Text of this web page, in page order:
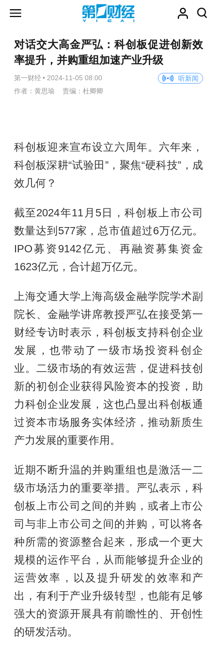
对话交大高金严弘：科创板促进创新效
率提升，并购重组加速产业升级
第一财经 • 2024-11-05 08:00
听新闻
作者：黄思瑜 责编：杜卿卿
科创板迎来宣布设立六周年。六年来，
科创板深耕“试验田”，聚焦“硬科技”，成
效几何？
截至2024年11月5日，科创板上市公司
数量达到577家，总市值超过6万亿元。
IPO募资9142亿元、再融资募集资金
1623亿元，合计超万亿元。
上海交通大学上海高级金融学院学术副
院长、金融学讲席教授严弘在接受第一
财经专访时表示，科创板支持科创企业
发展，也带动了一级市场投资科创企
业。二级市场的有效运营，促进科技创
新的初创企业获得风险资本的投资，助
力科创企业发展，这也凸显出科创板通
过资本市场服务实体经济，推动新质生
产力发展的重要作用。
近期不断升温的并购重组也是激活一二
级市场活力的重要举措。严弘表示，科
创板上市公司之间的并购，或者上市公
司与非上市公司之间的并购，可以将各
种所需的资源整合起来，形成一个更大
规模的运作平台，从而能够提升企业的
运营效率，以及提升研发的效率和产
出，有利于产业升级转型，也能有足够
强大的资源开展具有前瞻性的、开创性
的研发活动。